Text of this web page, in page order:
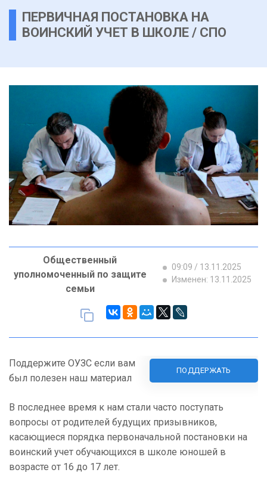
ПЕРВИЧНАЯ ПОСТАНОВКА НА
ВОИНСКИЙ УЧЕТ В ШКОЛЕ / СПО
Общественный
уполномоченный по защите
семьи
09:09 / 13.11.2025
Изменен: 13.11.2025
Поддержите ОУЗС если вам
был полезен наш материал
ПОДДЕРЖАТЬ
В последнее время к нам стали часто поступать
вопросы от родителей будущих призывников,
касающиеся порядка первоначальной постановки на
воинский учет обучающихся в школе юношей в
возрасте от 16 до 17 лет.